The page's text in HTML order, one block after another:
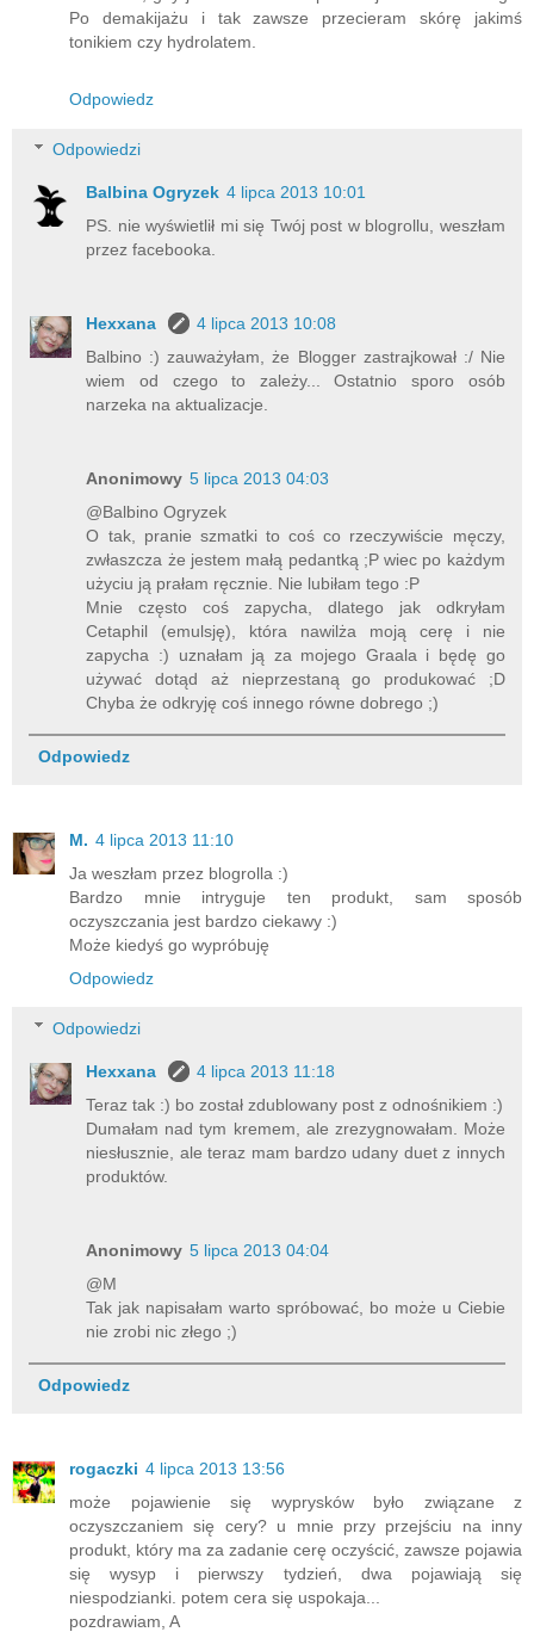
Po demakijażu i tak zawsze przecieram skórę jakimś
tonikiem czy hydrolatem.
Odpowiedz
Odpowiedzi
Balbina Ogryzek 4 lipca 2013 10:01
PS. nie wyświetlił mi się Twój post w blogrollu, weszłam
przez facebooka.
Hexxana
4 lipca 2013 10:08
Balbino :) zauważyłam, że Blogger zastrajkował :/ Nie
wiem od czego to zależy... Ostatnio sporo osób
narzeka na aktualizacje.
Anonimowy 5 lipca 2013 04:03
@Balbino Ogryzek
O tak, pranie szmatki to coś co rzeczywiście męczy,
zwłaszcza że jestem małą pedantką ;P wiec po każdym
użyciu ją prałam ręcznie. Nie lubiłam tego :P
Mnie często coś zapycha, dlatego jak odkryłam
Cetaphil (emulsję), która nawilża moją cerę i nie
zapycha :) uznałam ją za mojego Graala i będę go
używać dotąd aż nieprzestaną go produkować ;D
Chyba że odkryję coś innego równe dobrego ;)
Odpowiedz
M. 4 lipca 2013 11:10
Ja weszłam przez blogrolla :)
Bardzo mnie intryguje ten produkt, sam sposób
oczyszczania jest bardzo ciekawy :)
Może kiedyś go wypróbuję
Odpowiedz
Odpowiedzi
Hexxana
4 lipca 2013 11:18
Teraz tak :) bo został zdublowany post z odnośnikiem :)
Dumałam nad tym kremem, ale zrezygnowałam. Może
niesłusznie, ale teraz mam bardzo udany duet z innych
produktów.
Anonimowy 5 lipca 2013 04:04
@M
Tak jak napisałam warto spróbować, bo może u Ciebie
nie zrobi nic złego ;)
Odpowiedz
rogaczki 4 lipca 2013 13:56
może pojawienie się wyprysków było związane z
oczyszczaniem się cery? u mnie przy przejściu na inny
produkt, który ma za zadanie cerę oczyścić, zawsze pojawia
się wysyp i pierwszy tydzień, dwa pojawiają się
niespodzianki. potem cera się uspokaja...
pozdrawiam, A